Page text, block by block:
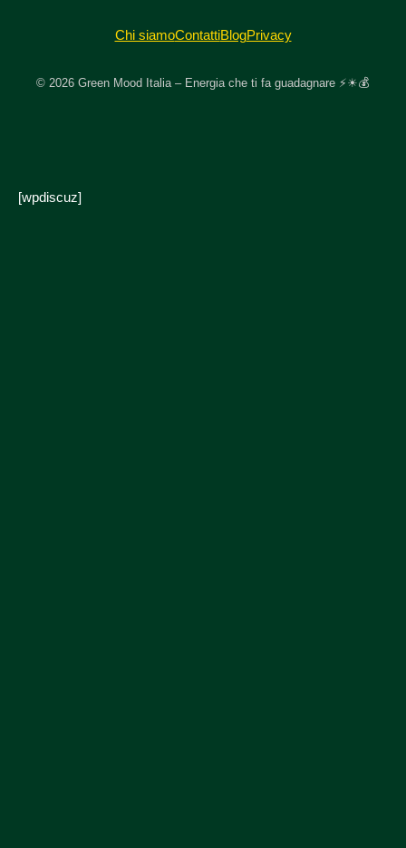
Chi siamoContattiBlogPrivacy
© 2026 Green Mood Italia – Energia che ti fa guadagnare ⚡☀💰
[wpdiscuz]